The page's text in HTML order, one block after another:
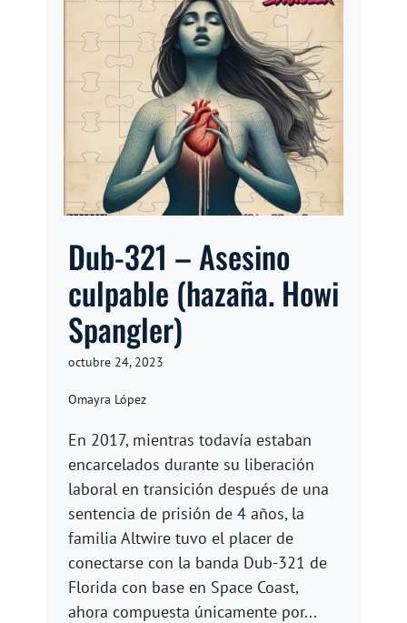
Dub-321 – Asesino
culpable (hazaña. Howi
Spangler)
octubre 24, 2023
Omayra López
En 2017, mientras todavía estaban
encarcelados durante su liberación
laboral en transición después de una
sentencia de prisión de 4 años, la
familia Altwire tuvo el placer de
conectarse con la banda Dub-321 de
Florida con base en Space Coast,
ahora compuesta únicamente por...